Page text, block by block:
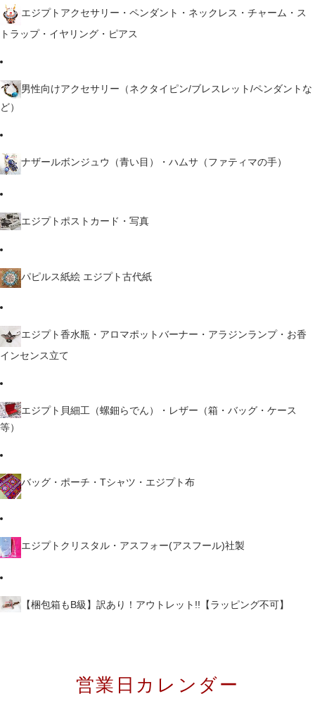
エジプトアクセサリー・ペンダント・ネックレス・チャーム・ス
トラップ・イヤリング・ピアス
男性向けアクセサリー（ネクタイピン/ブレスレット/ペンダントな
ど）
ナザールボンジュウ（青い目）・ハムサ（ファティマの手）
エジプトポストカード・写真
パピルス紙絵 エジプト古代紙
エジプト香水瓶・アロマポットバーナー・アラジンランプ・お香
インセンス立て
エジプト貝細工（螺鈿らでん）・レザー（箱・バッグ・ケース
等）
バッグ・ポーチ・Tシャツ・エジプト布
エジプトクリスタル・アスフォー(アスフール)社製
【梱包箱もB級】訳あり！アウトレット!!【ラッピング不可】
営業日カレンダー